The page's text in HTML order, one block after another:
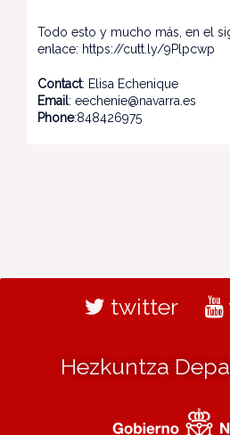
Todo esto y mucho más, en el
enlace: https://cutt.ly/9Plpcwp
Contact: Elisa Echenique
Email: eechenie@navarra.es
Phone:848426975
twitter
Hezkuntza